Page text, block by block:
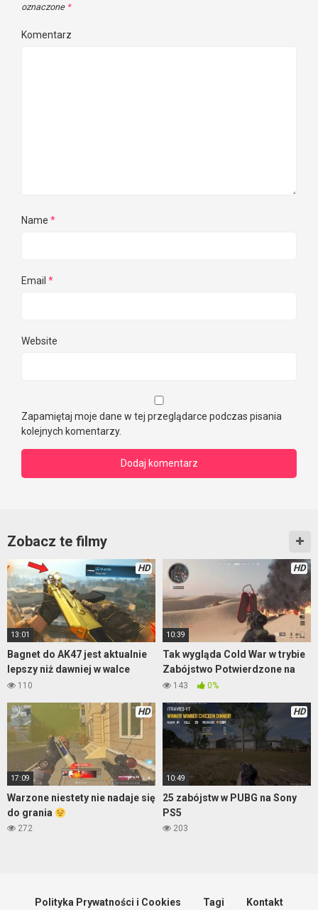
oznaczone *
Komentarz
Name *
Email *
Website
Zapamiętaj moje dane w tej przeglądarce podczas pisania
kolejnych komentarzy.
Zobacz te filmy
HD
13:01
Bagnet do AK47 jest aktualnie
lepszy niż dawniej w walce
wręcz
110
HD
10:39
Tak wygląda Cold War w trybie
Zabójstwo Potwierdzone na
mapie Satellite
143 0%
HD
17:09
Warzone niestety nie nadaje się
do grania
272
HD
10:49
25 zabójstw w PUBG na Sony
PS5
203
Polityka Prywatności i Cookies Tagi Kontakt